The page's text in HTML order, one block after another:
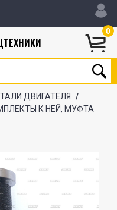
0
ДВИГАТЕЛЯ
/
К НЕЙ, МУФТА